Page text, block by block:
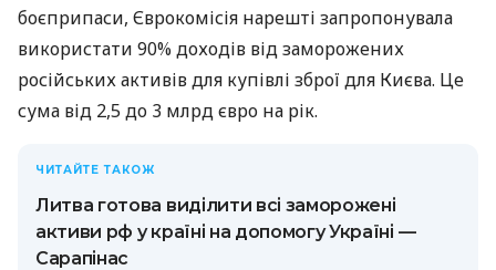
боєприпаси, Єврокомісія нарешті запропонувала
використати 90% доходів від заморожених
російських активів для купівлі зброї для Києва. Це
сума від 2,5 до 3 млрд євро на рік.
ЧИТАЙТЕ ТАКОЖ
Литва готова виділити всі заморожені
активи рф у країні на допомогу Україні —
Сарапінас